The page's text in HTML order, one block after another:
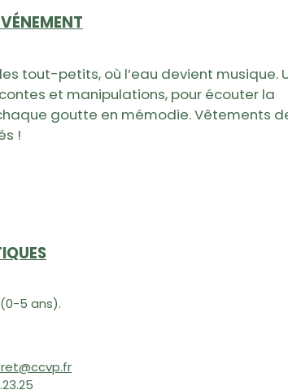
tout-petits, où l’eau devient musique.
et manipulations, pour écouter la
goutte en mémodie. Vêtements
!
5 ans).